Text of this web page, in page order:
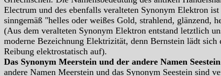
Electrum und des ebenfalls veralteten Synonym Elektron ist
sinngemäß "helles oder weißes Gold, strahlend, glänzend,
(Aus dem veralteten Synonym Elektron entstand letztlich
moderne Bezeichnung Elektrizität, denn Bernstein lädt sich
Reibung elektrostatisch auf).
Das Synonym Meerstein und der andere Namen Seestein
andere Namen Meerstein und das Synonym Seestein sind